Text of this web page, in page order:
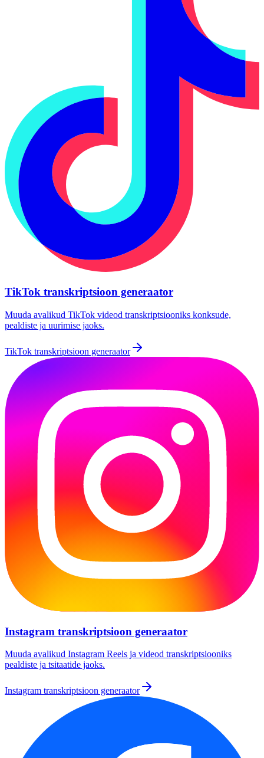
TikTok transkriptsioon generaator
Muuda avalikud TikTok videod transkriptsiooniks konksude,
pealdiste ja uurimise jaoks.
TikTok transkriptsioon generaator
Instagram transkriptsioon generaator
Muuda avalikud Instagram Reels ja videod transkriptsiooniks
pealdiste ja tsitaatide jaoks.
Instagram transkriptsioon generaator